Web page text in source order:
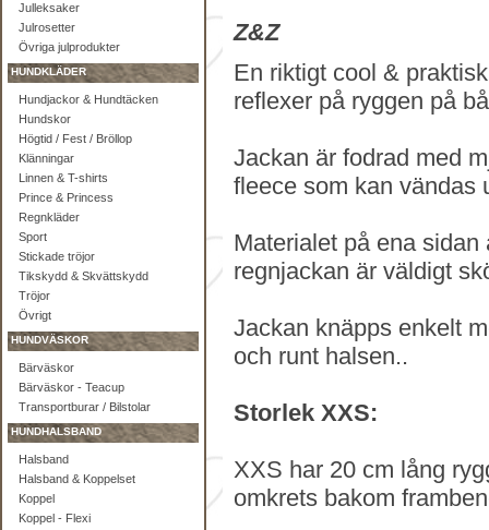
Julleksaker
Julrosetter
Övriga julprodukter
HUNDKLÄDER
Hundjackor & Hundtäcken
Hundskor
Högtid / Fest / Bröllop
Klänningar
Linnen & T-shirts
Prince & Princess
Regnkläder
Sport
Stickade tröjor
Tikskydd & Skvättskydd
Tröjor
Övrigt
HUNDVÄSKOR
Bärväskor
Bärväskor - Teacup
Transportburar / Bilstolar
HUNDHALSBAND
Halsband
Halsband & Koppelset
Koppel
Koppel - Flexi
Z&Z
En riktigt cool &
reflexer på ryggen på
Jackan är fodrad med
fleece som kan vändas
Materialet på ena
regnjackan är väldigt
Jackan knäpps enkelt
och runt halsen..
Storlek XXS:
XXS har 20 cm lång
omkrets bakom